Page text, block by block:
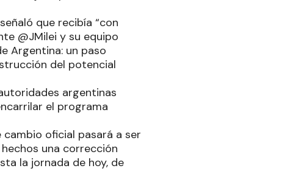
que recibía “con
@JMilei y su equipo
Argentina: un paso
del potencial
argentinas
el programa
oficial pasará a ser
una corrección
la jornada de hoy, de